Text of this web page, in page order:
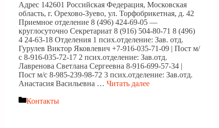
Адрес 142601 Российская Федерация, Московская
область, г. Орехово-Зуево, ул. Торфобрикетная, д. 42
Приемное отделение 8 (496) 424-69-05 —
круглосуточно Секретариат 8 (916) 504-80-71 8 (496)
4 24-63-18 Отделения 1 псих.отделение: Зав. отд.
Гурулев Виктор Яковлевич +7-916-035-71-09 | Пост м/
с 8-916-035-72-17 2 псих.отделение: Зав.отд.
Лавренова Светлана Сергеевна 8-916-699-57-34 |
Пост м/с 8-985-239-98-72 3 псих.отделение: Зав.отд.
Анастасия Васильевна … Читать далее
Рубрики
Контакты